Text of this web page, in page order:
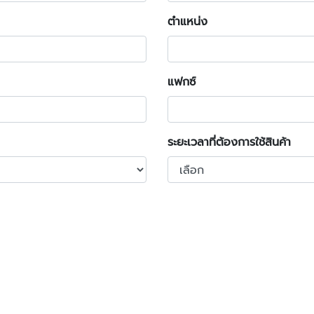
ตำแหน่ง
แฟกซ์
ระยะเวลาที่ต้องการใช้สินค้า